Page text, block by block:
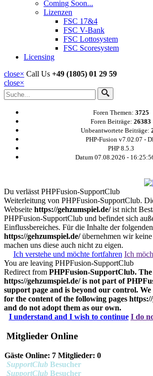
Coming Soon...
Lizenzen
FSC 17&4
FSC V-Bank
FSC Lottosystem
FSC Scoresystem
Licensing
close× Call Us +49 (1805) 01 29 59
close×
Foren Themen: 3725
Foren Beiträge: 26383
Unbeantwortete Beiträge:
PHP-Fusion v7.02.07 -
PHP 8.5.3
Datum 07.08.2026 -
Du verlässt PHPFusion-SupportClub
Weiterleitung von PHPFusion-SupportClub.
Webseite https://gehzumspiel.de/ist nicht
PHPFusion-SupportClub und befindet sich
Einflussbereiches. Für die Inhalte der
https://gehzumspiel.de/übernehmen wir
machen uns diese auch nicht zu eigen.
Ich verstehe und möchte fortfahren Ich
You are leaving PHPFusion-SupportClub
Redirect from PHPFusion-SupportClub. The
https://gehzumspiel.de/is not part of
support page and is beyond our control.
for the content of the following pages
and do not adopt them as our own.
I understand and I wish to continue I do
Mitglieder Online
Gäste Online: 7 Mitglieder: 0
SupportClub Besucher
SupportClub Besucher